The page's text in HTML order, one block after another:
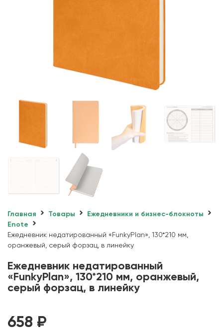
Главная Товары
Ежедневники и бизнес-блокноты
Enote
Ежедневник недатированный «FunkyPlan», 130*210 мм,
оранжевый, серый форзац, в линейку
Ежедневник недатированный
«FunkyPlan», 130*210 мм, оранжевый,
серый форзац, в линейку
658 ₽